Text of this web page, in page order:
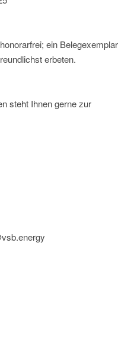
ein Belegexemplar
erbeten.
steht Ihnen gerne zur